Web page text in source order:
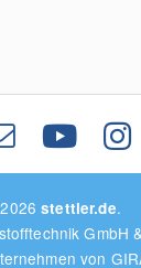
stettler.de.
GmbH
von